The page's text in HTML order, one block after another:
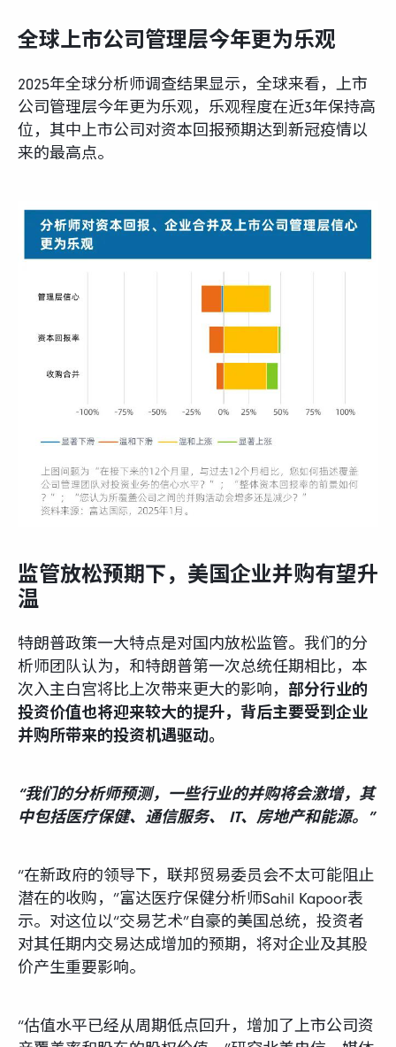
全球上市公司管理层今年更为乐观
2025年全球分析师调查结果显示，全球来看，上市
公司管理层今年更为乐观，乐观程度在近3年保持高
位，其中上市公司对资本回报预期达到新冠疫情以
来的最高点。
监管放松预期下，美国企业并购有望升
温
特朗普政策一大特点是对国内放松监管。我们的分
析师团队认为，和特朗普第一次总统任期相比，本
次入主白宫将比上次带来更大的影响， 部分行业的
投资价值也将迎来较大的提升，背后主要受到企业
并购所带来的投资机遇驱动。
“我们的分析师预测，一些行业的并购将会激增，其
中包括医疗保健、通信服务、 IT、房地产和能源。”
“在新政府的领导下，联邦贸易委员会不太可能阻止
潜在的收购，”富达医疗保健分析师Sahil Kapoor表
示。对这位以“交易艺术”自豪的美国总统，投资者
对其任期内交易达成增加的预期，将对企业及其股
价产生重要影响。
“估值水平已经从周期低点回升，增加了上市公司资